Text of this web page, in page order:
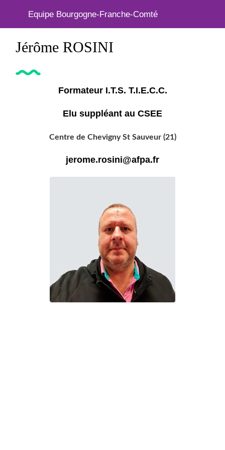
Equipe Bourgogne-Franche-Comté
Jérôme ROSINI
Formateur I.T.S. T.I.E.C.C.
Elu suppléant au CSEE
Centre de Chevigny St Sauveur (21)
jerome.rosini@afpa.fr